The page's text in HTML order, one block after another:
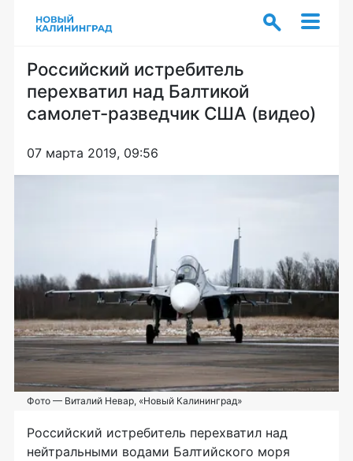
Российский истребитель
перехватил над Балтикой
самолет-разведчик США (видео)
07 марта 2019, 09:56
Фото — Виталий Невар, «Новый Калининград»
Российский истребитель перехватил над
нейтральными водами Балтийского моря